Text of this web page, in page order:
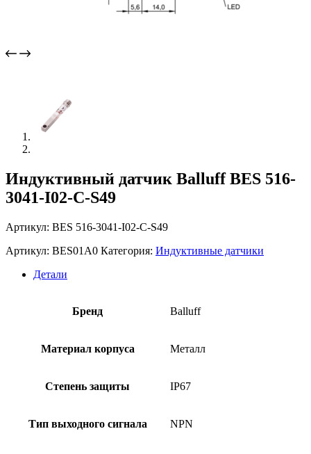
Индуктивный датчик Balluff BES 516-
3041-I02-C-S49
Артикул: BES 516-3041-I02-C-S49
Артикул: BES01A0 Категория: Индуктивные датчики
Детали
Бренд Balluff
Материал корпуса Металл
Степень защиты IP67
Тип выходного сигнала NPN